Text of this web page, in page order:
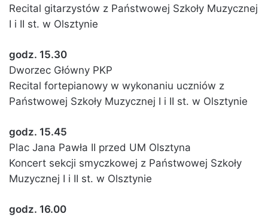
Recital gitarzystów z Państwowej Szkoły Muzycznej
I i II st. w Olsztynie
godz. 15.30
Dworzec Główny PKP
Recital fortepianowy w wykonaniu uczniów z
Państwowej Szkoły Muzycznej I i II st. w Olsztynie
godz. 15.45
Plac Jana Pawła II przed UM Olsztyna
Koncert sekcji smyczkowej z Państwowej Szkoły
Muzycznej I i II st. w Olsztynie
godz. 16.00